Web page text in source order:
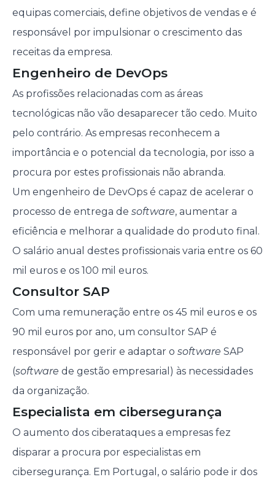
equipas comerciais, define objetivos de vendas e é
responsável por impulsionar o crescimento das
receitas da empresa.
Engenheiro de DevOps
As profissões relacionadas com as áreas
tecnológicas não vão desaparecer tão cedo. Muito
pelo contrário. As empresas reconhecem a
importância e o potencial da tecnologia, por isso a
procura por estes profissionais não abranda.
Um engenheiro de DevOps é capaz de acelerar o
processo de entrega de software, aumentar a
eficiência e melhorar a qualidade do produto final.
O salário anual destes profissionais varia entre os 60
mil euros e os 100 mil euros.
Consultor SAP
Com uma remuneração entre os 45 mil euros e os
90 mil euros por ano, um consultor SAP é
responsável por gerir e adaptar o software SAP
(software de gestão empresarial) às necessidades
da organização.
Especialista em cibersegurança
O aumento dos ciberataques a empresas fez
disparar a procura por especialistas em
cibersegurança. Em Portugal, o salário pode ir dos